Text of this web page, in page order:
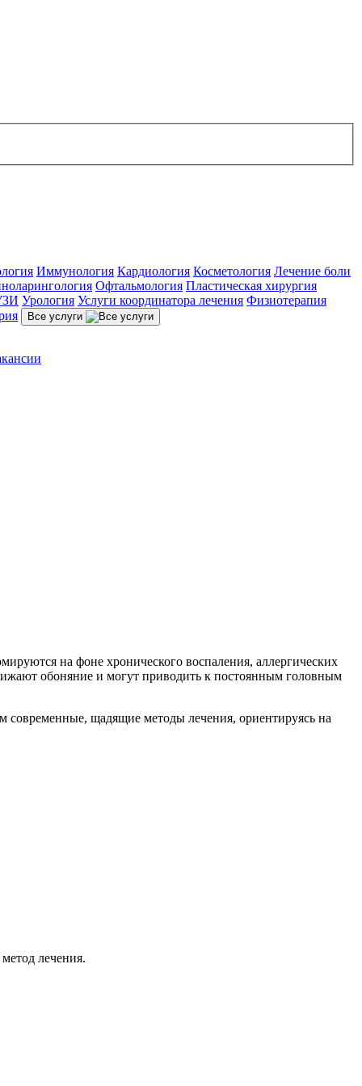
Иммунология Кардиология Косметология Лечение боли
Офтальмология Пластическая хирургия
Урология Услуги координатора лечения Физиотерапия
Все услуги
на фоне хронического воспаления, аллергических
обоняние и могут приводить к постоянным головным
щадящие методы лечения, ориентируясь на
лечения.